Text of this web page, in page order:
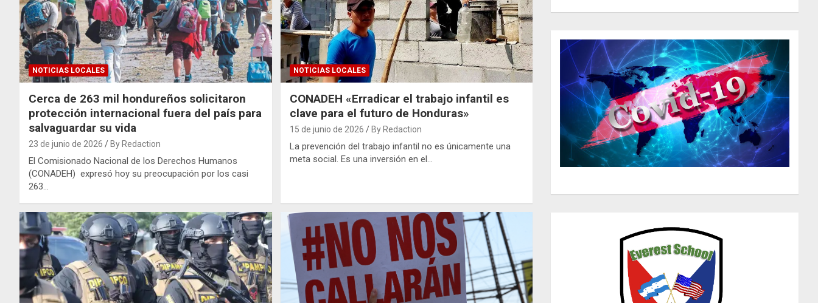
NOTICIAS LOCALES
Cerca de 263 mil hondureños solicitaron
protección internacional fuera del país para
salvaguardar su vida
23 de junio de 2026 By Redaction
El Comisionado Nacional de los Derechos Humanos
(CONADEH) expresó hoy su preocupación por los casi
263…
NOTICIAS LOCALES
CONADEH «Erradicar el trabajo infantil es
clave para el futuro de Honduras»
15 de junio de 2026 By Redaction
La prevención del trabajo infantil no es únicamente una
meta social. Es una inversión en el…